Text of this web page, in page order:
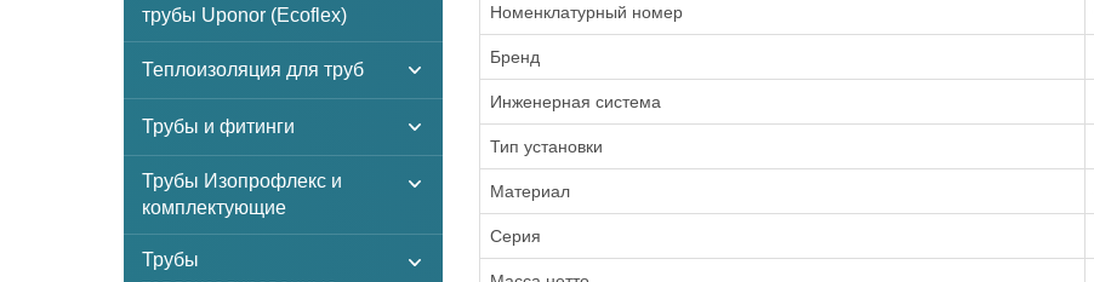
трубы Uponor (Ecoflex)
Теплоизоляция для труб
Трубы и фитинги
Трубы Изопрофлекс и
комплектующие
Трубы
Номенклатурный номер
Бренд
Инженерная система
Тип установки
Материал
Серия